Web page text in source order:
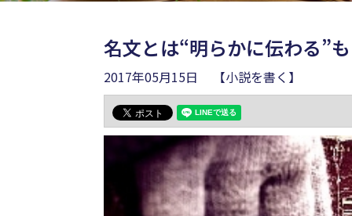
名文とは“明らかに伝わる”
2017年05月15日 【小説を書く】